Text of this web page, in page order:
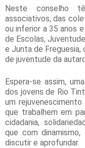
Neste conselho
associativos, das
ou inferior a 35 anos
de Escolas,
e Junta de
de juventude da
Espera-se assim,
dos jovens de Rio
um
que trabalhem em
cidadania,
que com
discutir e aprofundar.